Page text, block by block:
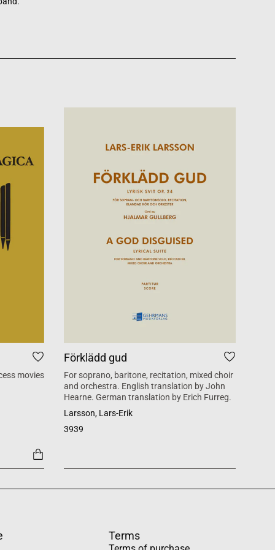
movies
Förklädd gud
For soprano, baritone, recitation, mixed choir
and orchestra. English translation by John
Hearne. German translation by Erich Furreg.
Larsson, Lars-Erik
3939
Terms